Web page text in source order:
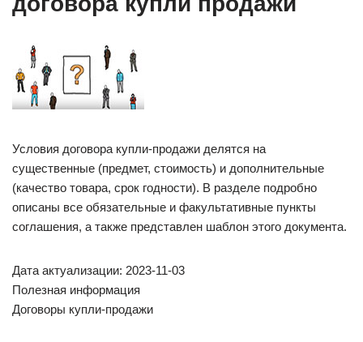
Условия договора купли-продажи делятся на
существенные (предмет, стоимость) и дополнительные
(качество товара, срок годности). В разделе подробно
описаны все обязательные и факультативные пункты
соглашения, а также представлен шаблон этого документа.
Дата актуализации: 2023-11-03
Полезная информация
Договоры купли-продажи